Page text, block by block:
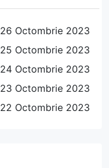
26 Octombrie 2023
25 Octombrie 2023
24 Octombrie 2023
23 Octombrie 2023
22 Octombrie 2023